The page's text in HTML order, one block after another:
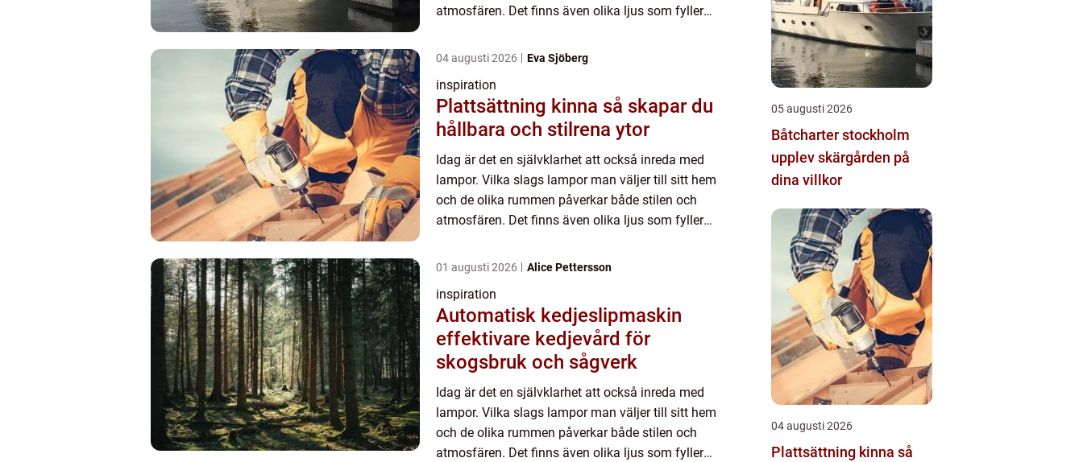
atmosfären. Det finns även olika ljus som fyller
04 augusti 2026 Eva Sjöberg
inspiration
Plattsättning kinna så skapar du
hållbara och stilrena ytor
Idag är det en självklarhet att också inreda med
lampor. Vilka slags lampor man väljer till sitt hem
och de olika rummen påverkar både stilen och
atmosfären. Det finns även olika ljus som fyller
01 augusti 2026 Alice Pettersson
inspiration
Automatisk kedjeslipmaskin
effektivare kedjevård för
skogsbruk och sågverk
Idag är det en självklarhet att också inreda med
lampor. Vilka slags lampor man väljer till sitt hem
och de olika rummen påverkar både stilen och
atmosfären. Det finns även olika ljus som fyller
05 augusti 2026
Båtcharter stockholm
upplev skärgården på
dina villkor
04 augusti 2026
Plattsättning kinna så